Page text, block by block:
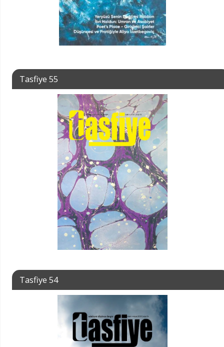
Tasfiye 55
Tasfiye 54